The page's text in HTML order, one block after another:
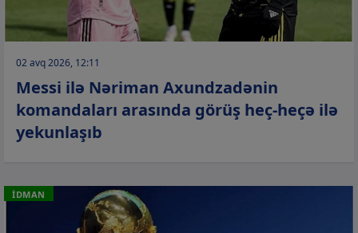
02 avq 2026, 12:11
Messi ilə Nəriman Axundzadənin
komandaları arasında görüş heç-heçə ilə
yekunlaşıb
İDMAN